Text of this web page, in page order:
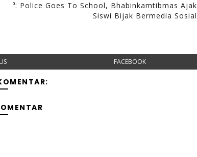
⁰: Police Goes To School, Bhabinkamtibmas Ajak
Siswi Bijak Bermedia Sosial
FACEBOOK